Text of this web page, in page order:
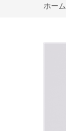
ホーム